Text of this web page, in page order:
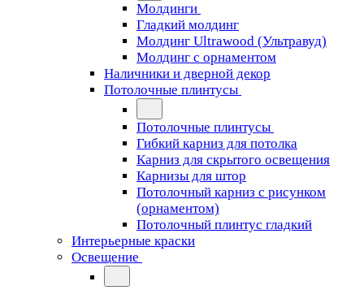
Молдинги
Гладкий молдинг
Молдинг Ultrawood (Ультравуд)
Молдинг с орнаментом
Наличники и дверной декор
Потолочные плинтусы
Потолочные плинтусы
Гибкий карниз для потолка
Карниз для скрытого освещения
Карнизы для штор
Потолочный карниз с рисунком
(орнаментом)
Потолочный плинтус гладкий
Интерьерные краски
Освещение